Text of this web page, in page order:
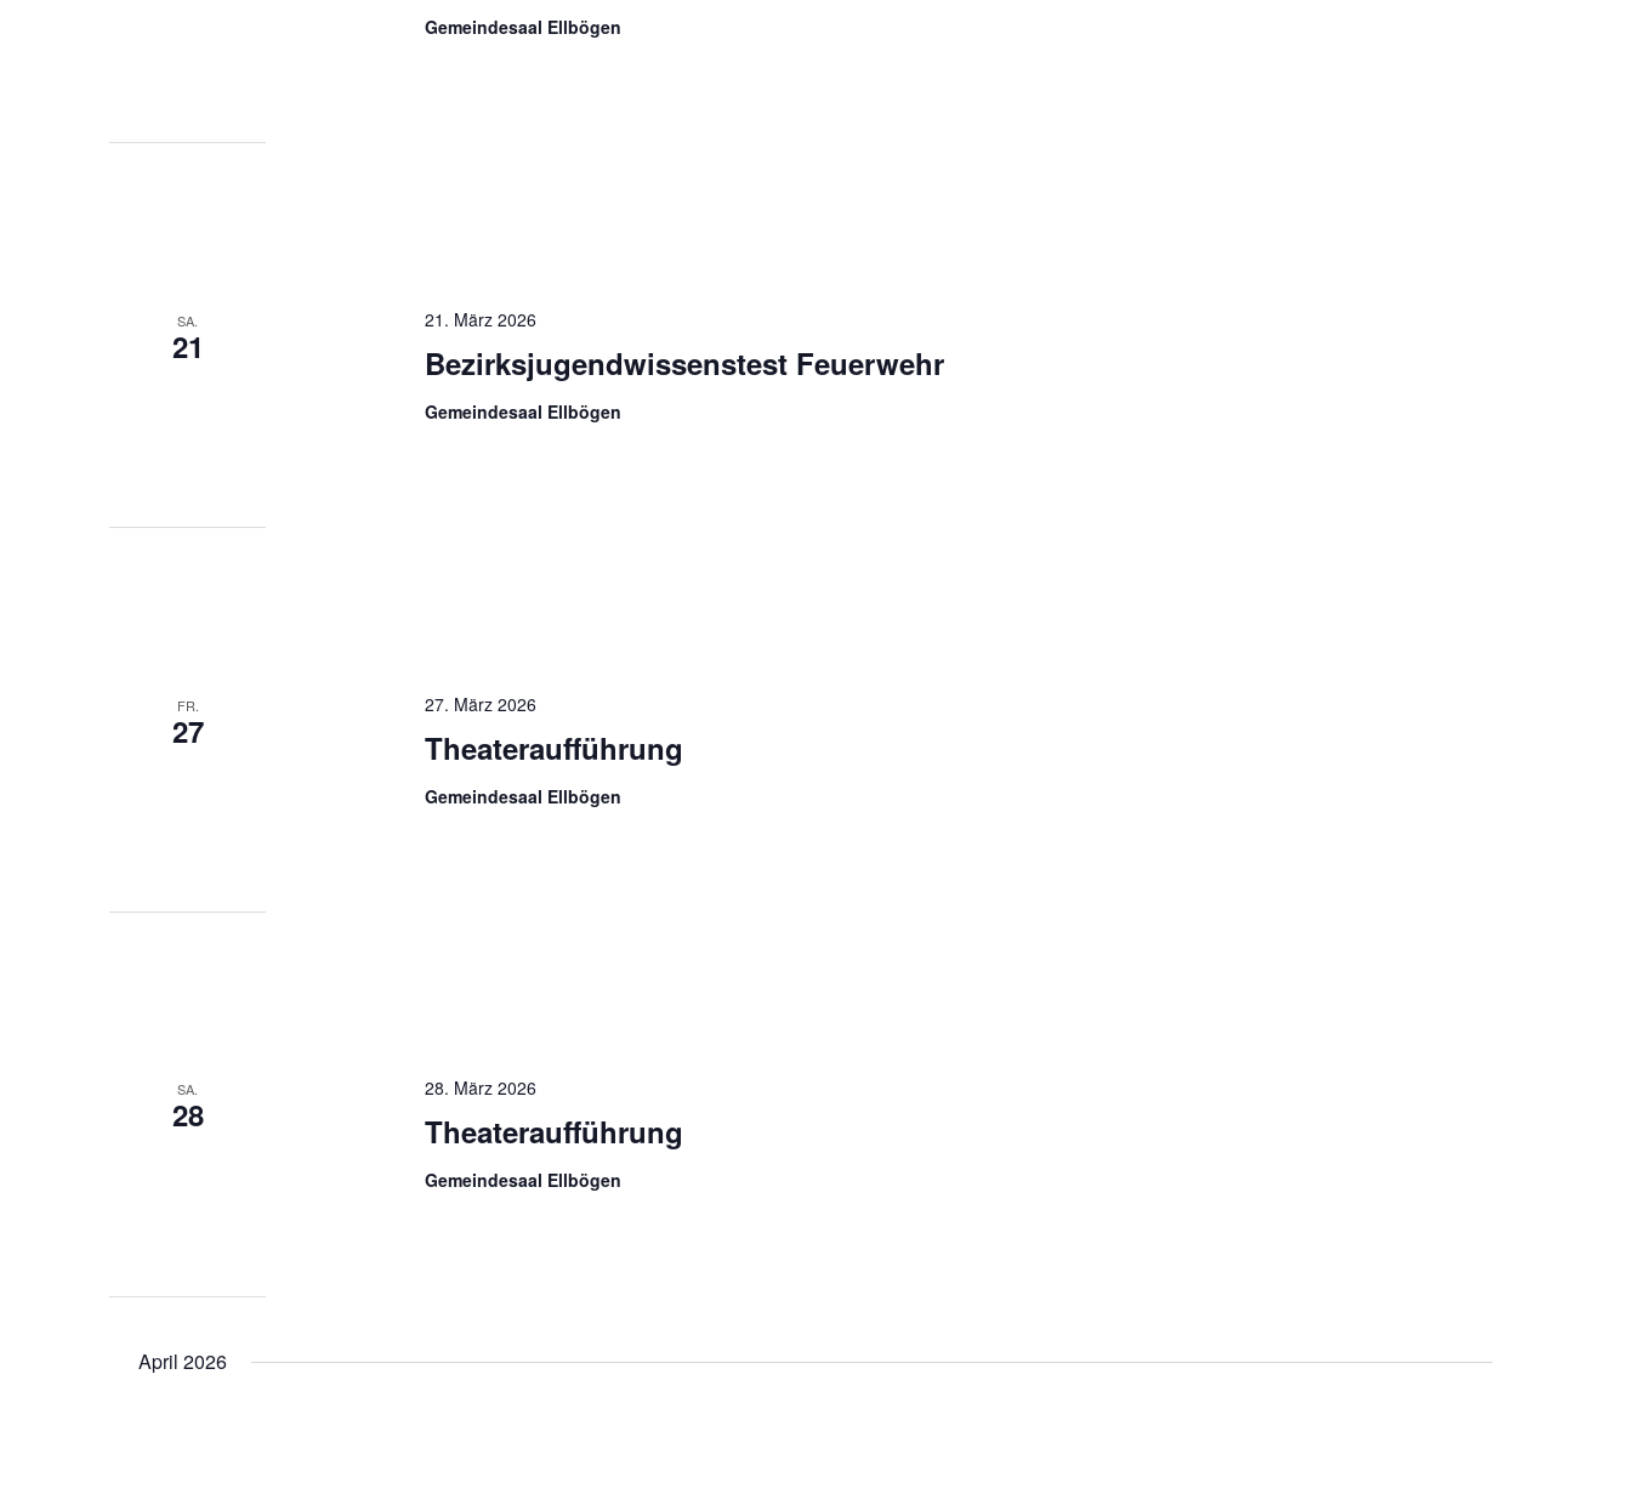
Gemeindesaal Ellbögen
SA.
21 Bezirksjugendwissenstest Feuerwehr
21. März 2026
Gemeindesaal Ellbögen
FR.
27 Theateraufführung
27. März 2026
Gemeindesaal Ellbögen
SA.
28 Theateraufführung
28. März 2026
Gemeindesaal Ellbögen
April 2026